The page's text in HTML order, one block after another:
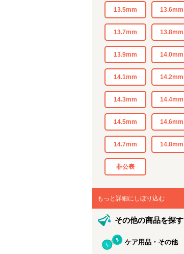
13.5mm 13.6mm
13.7mm 13.8mm
13.9mm 14.0mm
14.1mm 14.2mm
14.3mm 14.4mm
14.5mm 14.6mm
14.7mm 14.8mm
非公表
もっと詳細にしぼり込む
その他の商品を探す
ケア用品・その他